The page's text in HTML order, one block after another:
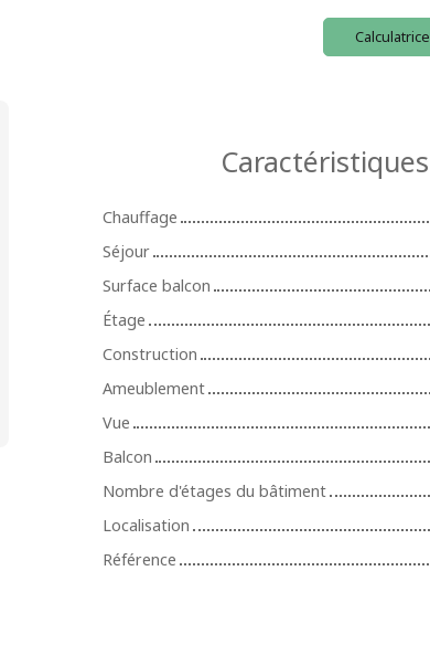
Calculatrice
Caractéristiques
Chauffage
Séjour
Surface balcon
Étage
Construction
Ameublement
Vue
Balcon
Nombre d'étages du bâtiment
Localisation
Référence